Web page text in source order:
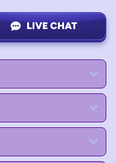
LIVE CHAT